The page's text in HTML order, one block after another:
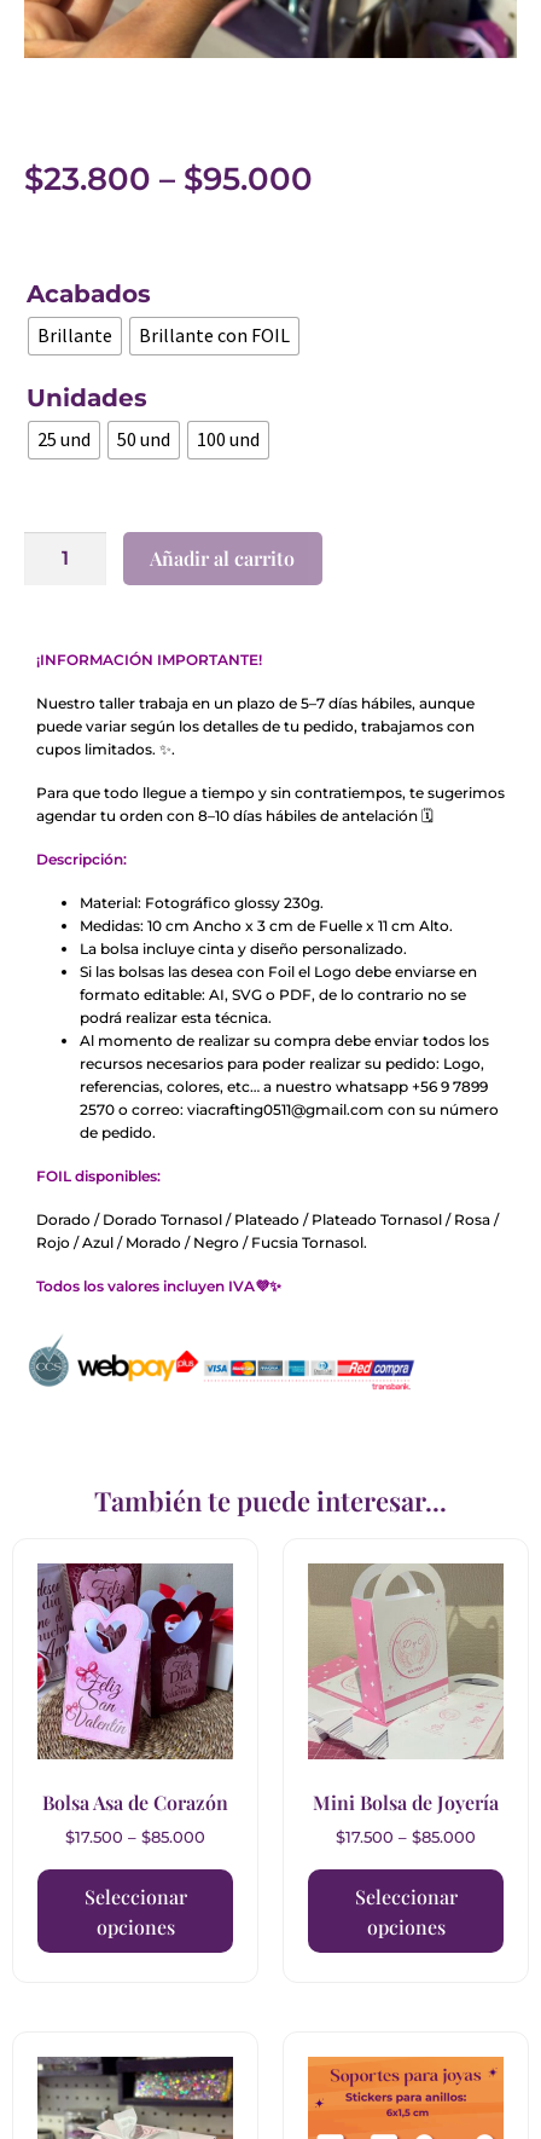
$23.800 – $95.000
Acabados
Brillante Brillante con FOIL
Unidades
25 und 50 und 100 und
Añadir al carrito
¡INFORMACIÓN IMPORTANTE!
Nuestro taller trabaja en un plazo de 5–7 días hábiles, aunque
puede variar según los detalles de tu pedido, trabajamos con
cupos limitados. ✨.
Para que todo llegue a tiempo y sin contratiempos, te sugerimos
agendar tu orden con 8–10 días hábiles de antelación 🗓️
Descripción:
Material: Fotográfico glossy 230g.
Medidas: 10 cm Ancho x 3 cm de Fuelle x 11 cm Alto.
La bolsa incluye cinta y diseño personalizado.
Si las bolsas las desea con Foil el Logo debe enviarse en
formato editable: AI, SVG o PDF, de lo contrario no se
podrá realizar esta técnica.
Al momento de realizar su compra debe enviar todos los
recursos necesarios para poder realizar su pedido: Logo,
referencias, colores, etc… a nuestro whatsapp +56 9 7899
2570 o correo: viacrafting0511@gmail.com con su número
de pedido.
FOIL disponibles:
Dorado / Dorado Tornasol / Plateado / Plateado Tornasol / Rosa /
Rojo / Azul / Morado / Negro / Fucsia Tornasol.
Todos los valores incluyen IVA💜✨
También te puede interesar...
Bolsa Asa de Corazón
$17.500 – $85.000
Seleccionar
opciones
Mini Bolsa de Joyería
$17.500 – $85.000
Seleccionar
opciones